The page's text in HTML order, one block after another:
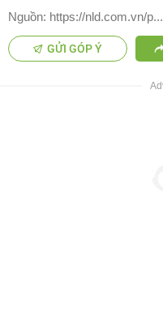
Nguồn: https://nld.com.vn/p...
GỬI GÓP Ý